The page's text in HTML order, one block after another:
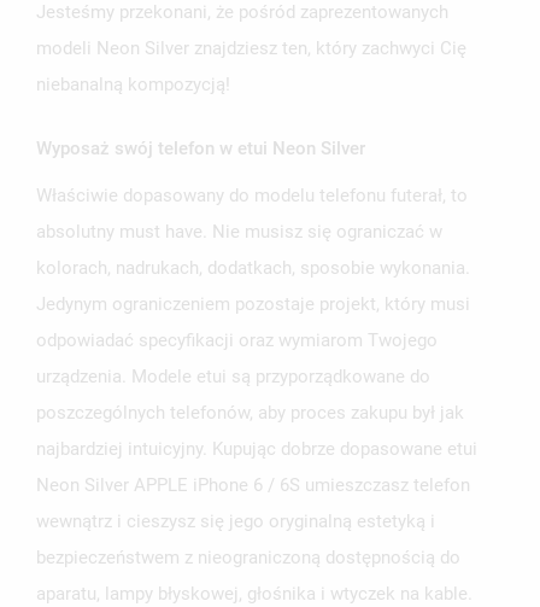
Jesteśmy przekonani, że pośród zaprezentowanych
modeli Neon Silver znajdziesz ten, który zachwyci Cię
niebanalną kompozycją!
Wyposaż swój telefon w etui Neon Silver
Właściwie dopasowany do modelu telefonu futerał, to
absolutny must have. Nie musisz się ograniczać w
kolorach, nadrukach, dodatkach, sposobie wykonania.
Jedynym ograniczeniem pozostaje projekt, który musi
odpowiadać specyfikacji oraz wymiarom Twojego
urządzenia. Modele etui są przyporządkowane do
poszczególnych telefonów, aby proces zakupu był jak
najbardziej intuicyjny. Kupując dobrze dopasowane etui
Neon Silver APPLE iPhone 6 / 6S umieszczasz telefon
wewnątrz i cieszysz się jego oryginalną estetyką i
bezpieczeństwem z nieograniczoną dostępnością do
aparatu, lampy błyskowej, głośnika i wtyczek na kable.
MOJE LISTY ŻYCZEŃ
add_circle_outlineUTWÓRZ NOWĄ LISTĘ
UTWÓRZ LISTĘ ŻYCZEŃ
NAZWA LISTY ŻYCZEŃ
UTWÓRZ LISTĘ ŻYCZEŃ
ZALOGUJ SIĘ
MUSISZ BYĆ ZALOGOWANY BY ZAPISAĆ PRODUKTY NA
ANULUJ ZALOGUJ SIĘ